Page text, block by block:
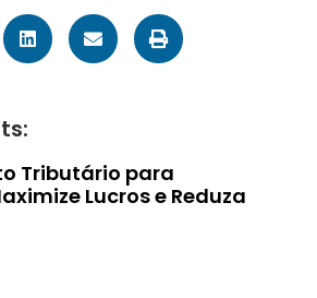
Tributário para
Lucros e Reduza